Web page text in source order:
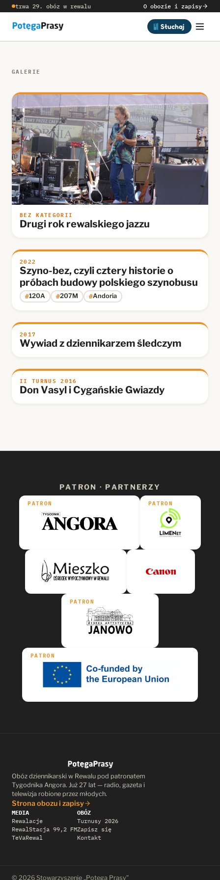
trwa 29. obóz w rewalu O obozie i zapisy
Słuchaj
GALERIE
BEZ KATEGORII
Drugi rok rewalskiego jazzu
2022
Szyno-bez, czyli cztery historie o
próbach budowy polskiego szynobusu
#120A #207M #Andoria
2017
Wywiad z dziennikarzem śledczym
II TURNUS 2016
Don Vasyl i Cygańskie Gwiazdy
PATRON · PARTNERZY
PATRON PATRON
PATRON
PATRON
Obóz dziennikarski w Rewalu pod patronatem
Tygodnika Angora. Już 27 lat — radio, gazeta i
telewizja robione przez młodych.
Strona obozu i zapisy
MEDIA
Rewalacje
RewalStacja 99,2 FM
TeVaRewal
OBÓZ
Turnusy 2026
Zapisz się
Kontakt
© 2026 Stowarzyszenie „Potęga Prasy”